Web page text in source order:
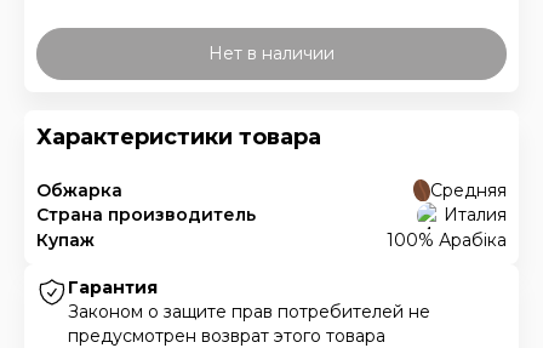
Нет в наличии
Характеристики товара
Обжарка
Средняя
Страна производитель
Италия
Купаж
100% Арабіка
Гарантия
Законом о защите прав потребителей не
предусмотрен возврат этого товара